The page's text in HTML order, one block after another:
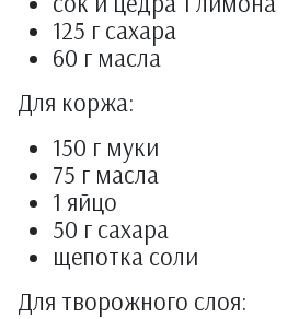
125 г сахара
60 г масла
Для коржа:
150 г муки
75 г масла
1 яйцо
50 г сахара
щепотка соли
Для творожного слоя: